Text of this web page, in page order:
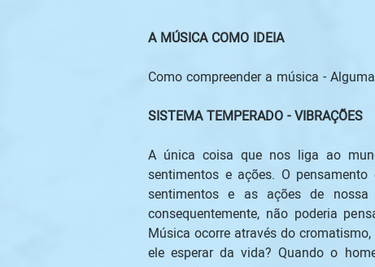
A MÚSICA COMO IDEIA
Como compreender a música -
SISTEMA TEMPERADO - VIBRAÇÕES
A única coisa que nos liga ao
sentimentos e ações. O
sentimentos e as ações de
consequentemente, não poderia
Música ocorre através do
ele esperar da vida? Quando o